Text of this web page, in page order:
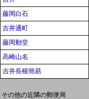
藤岡白石
吉井通町
藤岡動堂
高崎山名
吉井長根簡易
その他の近隣の郵便局